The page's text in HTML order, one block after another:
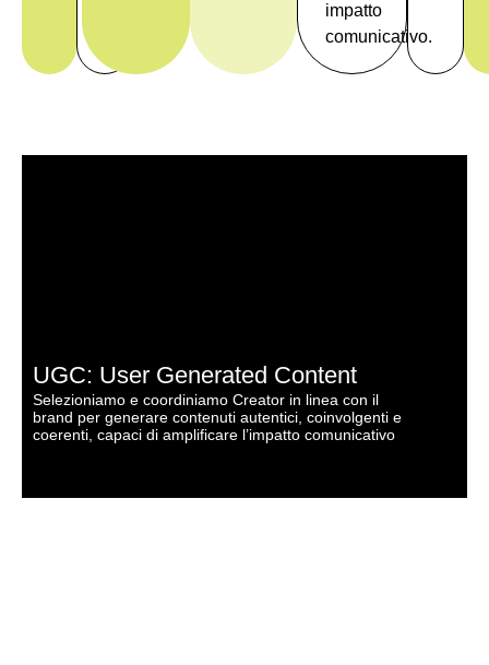
impatto
comunicativo.
UGC: User Generated Content
Selezioniamo e coordiniamo Creator in linea con il
brand per generare contenuti autentici, coinvolgenti e
coerenti, capaci di amplificare l’impatto comunicativo